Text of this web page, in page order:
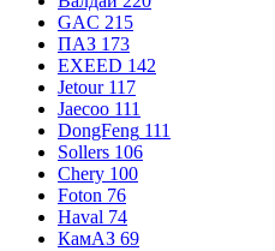
GAC 215
ПАЗ 173
EXEED 142
Jetour 117
Jaecoo 111
DongFeng 111
Sollers 106
Chery 100
Foton 76
Haval 74
КамАЗ 69